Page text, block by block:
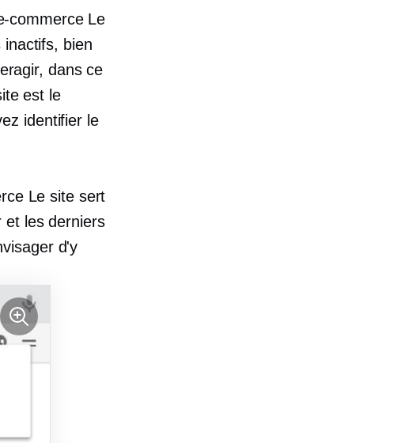
commerceLe
bien
dans ce
est le
identifier le
Le site sert
et les derniers
d'y